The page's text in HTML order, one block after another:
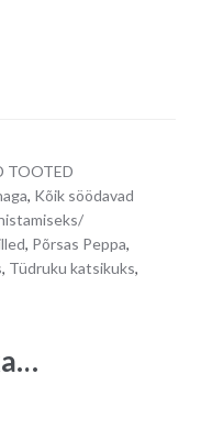
TOOTED
, Kõik söödavad
, Põrsas Peppa,
, Tüdruku katsikuks,